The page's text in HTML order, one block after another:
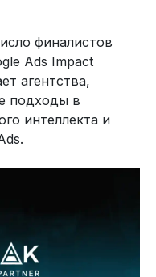
финалистов
Ads Impact
агентства,
подходы в
интеллекта и